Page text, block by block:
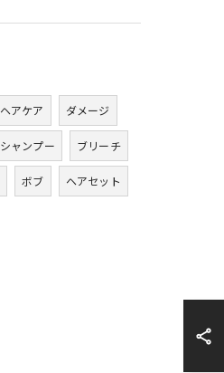
ヘアケア ダメージ
シャンプー ブリーチ
ボブ ヘアセット